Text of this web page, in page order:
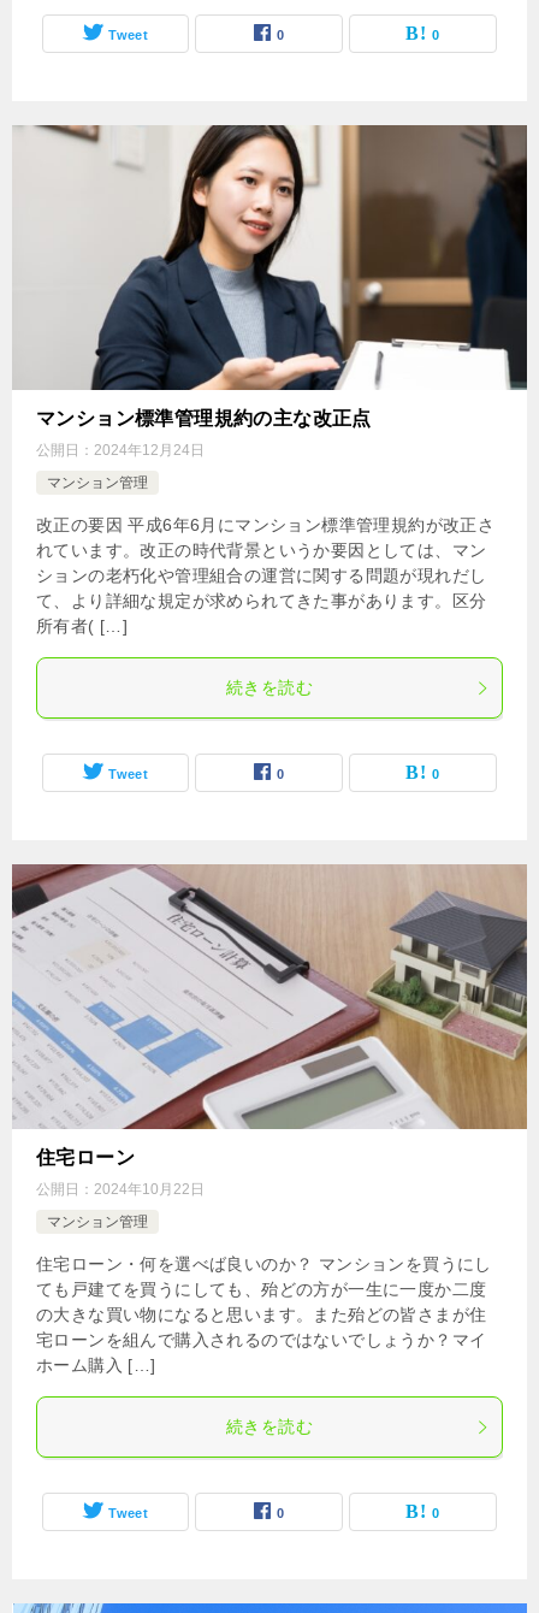
Tweet 0 0
マンション標準管理規約の主な改正点
公開日： 2024年12月24日
マンション管理
改正の要因 平成6年6月にマンション標準管理規約が改正さ
れています。改正の時代背景というか要因としては、マン
ションの老朽化や管理組合の運営に関する問題が現れだし
て、より詳細な規定が求められてきた事があります。区分
所有者( […]
続きを読む
Tweet 0 0
住宅ローン
公開日： 2024年10月22日
マンション管理
住宅ローン・何を選べば良いのか？ マンションを買うにし
ても戸建てを買うにしても、殆どの方が一生に一度か二度
の大きな買い物になると思います。また殆どの皆さまが住
宅ローンを組んで購入されるのではないでしょうか？マイ
ホーム購入 […]
続きを読む
Tweet 0 0